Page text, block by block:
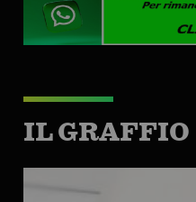
IL GRAFFIO